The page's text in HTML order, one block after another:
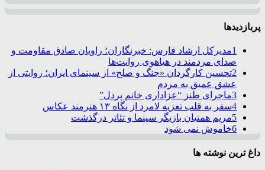
پربازدیدها
1مدیرکل ارشاد فارس: خبرنگاران؛ راویان صادق مقاومت و
صدای مردمند در هیاهوی روایت‌ها
2تحسین کارگردان «جنگ و صلح» از سینمای ایران؛ روایتی از
عشق عمیق به مردم
3ماجرای طنز “عزاداری خانم پردل”
4سفر به قلب تعزیه لامرد از نگاه ۱۳ هنرمند عکاس
5مریم همتیان بازیگر سینما و تئاتر درگذشت
6خاموش نمی شود
داغ ترین نوشته ها